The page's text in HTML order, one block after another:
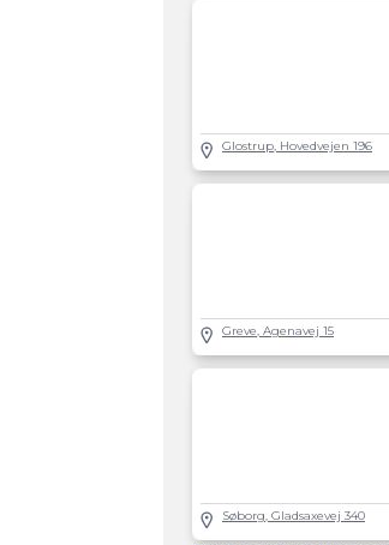
Glostrup, Hovedvejen 196
Greve, Agenavej 15
Søborg, Gladsaxevej 340